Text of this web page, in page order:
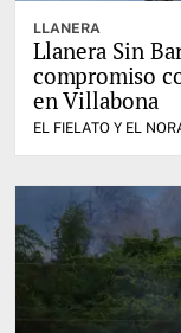
LLANERA
Llanera Sin
compromiso
en Villabona
EL FIELATO Y EL